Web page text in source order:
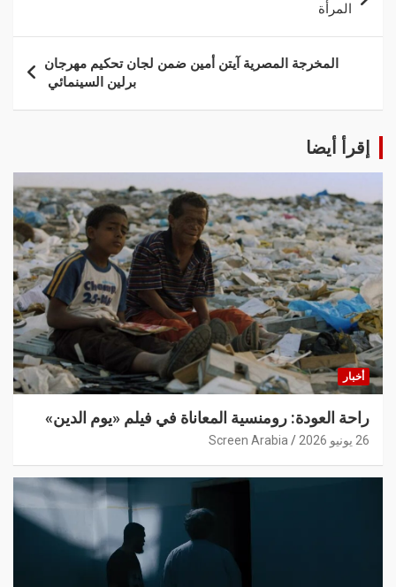
المرأة
المخرجة المصرية آيتن أمين ضمن لجان تحكيم مهرجان
برلين السينمائي
إقرأ أيضا
أخبار
راحة العودة: رومنسية المعاناة في فيلم «يوم الدين»
26 يونيو 2026 Screen Arabia